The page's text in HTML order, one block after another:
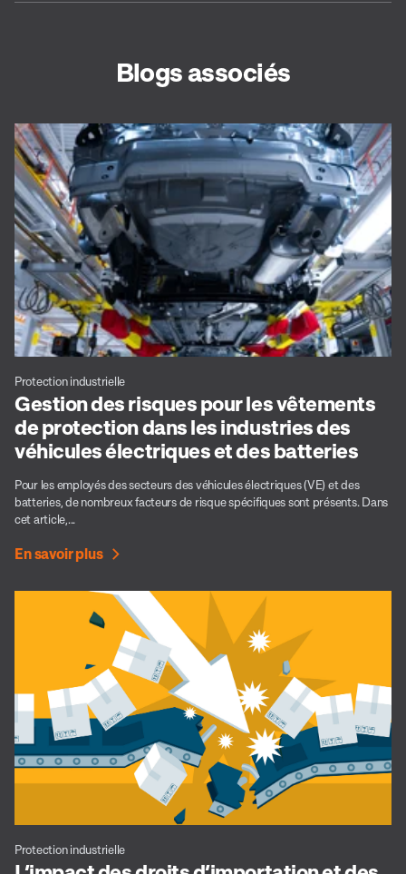
Blogs associés
Protection industrielle
Gestion des risques pour les vêtements
de protection dans les industries des
véhicules électriques et des batteries
Pour les employés des secteurs des véhicules électriques (VE) et des
batteries, de nombreux facteurs de risque spécifiques sont présents. Dans
cet article,...
En savoir plus
Protection industrielle